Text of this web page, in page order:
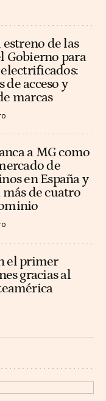
estreno de las
Gobierno para
de acceso y
marcas
a MG como
de
en España y
de cuatro
el primer
gracias al